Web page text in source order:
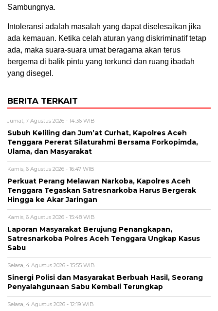
Sambungnya.
Intoleransi adalah masalah yang dapat diselesaikan jika
ada kemauan. Ketika celah aturan yang diskriminatif tetap
ada, maka suara-suara umat beragama akan terus
bergema di balik pintu yang terkunci dan ruang ibadah
yang disegel.
BERITA TERKAIT
Jumat, 7 Agustus 2026 - 14:36 WIB
Subuh Keliling dan Jum’at Curhat, Kapolres Aceh
Tenggara Pererat Silaturahmi Bersama Forkopimda,
Ulama, dan Masyarakat
Kamis, 6 Agustus 2026 - 16:47 WIB
Perkuat Perang Melawan Narkoba, Kapolres Aceh
Tenggara Tegaskan Satresnarkoba Harus Bergerak
Hingga ke Akar Jaringan
Kamis, 6 Agustus 2026 - 15:48 WIB
Laporan Masyarakat Berujung Penangkapan,
Satresnarkoba Polres Aceh Tenggara Ungkap Kasus
Sabu
Selasa, 4 Agustus 2026 - 15:55 WIB
Sinergi Polisi dan Masyarakat Berbuah Hasil, Seorang
Penyalahgunaan Sabu Kembali Terungkap
Selasa, 4 Agustus 2026 - 12:19 WIB